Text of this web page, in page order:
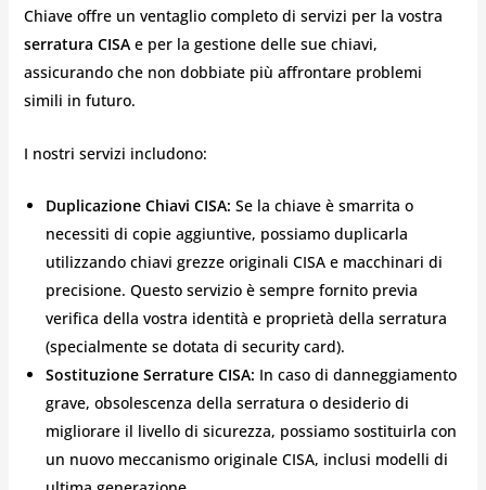
Chiave offre un ventaglio completo di servizi per la vostra
serratura CISAe per la gestione delle sue chiavi,
assicurando che non dobbiate più affrontare problemi
simili in futuro.
I nostri servizi includono:
Duplicazione Chiavi CISA: Se la chiave è smarrita o
necessiti di copie aggiuntive, possiamo duplicarla
utilizzando chiavi grezze originali CISA e macchinari di
precisione. Questo servizio è sempre fornito previa
verifica della vostra identità e proprietà della serratura
(specialmente se dotata di security card).
Sostituzione Serrature CISA: In caso di danneggiamento
grave, obsolescenza della serratura o desiderio di
migliorare il livello di sicurezza, possiamo sostituirla con
un nuovo meccanismo originale CISA, inclusi modelli di